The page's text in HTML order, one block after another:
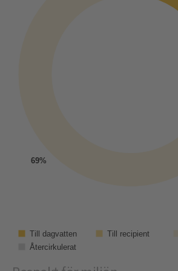
69%
Till dagvatten Till recipient
Återcirkulerat